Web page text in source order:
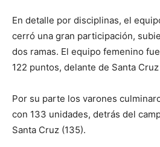
En detalle por disciplinas, el
cerró una gran participación,
dos ramas. El equipo femenino
122 puntos, delante de Santa Cruz
Por su parte los varones
con 133 unidades, detrás del
Santa Cruz (135).